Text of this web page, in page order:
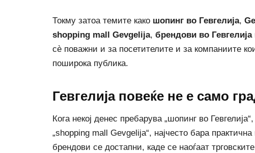
Токму затоа темите како шопинг во Гевгелија,
shopping mall Gevgelija, брендови во Гевгелија
сè поважни и за посетителите и за компаниите
поширока публика.
Гевгелија повеќе не е само
Кога некој денес пребарува „шопинг во
„shopping mall Gevgelija“, најчесто бара
брендови се достапни, каде се наоѓаат